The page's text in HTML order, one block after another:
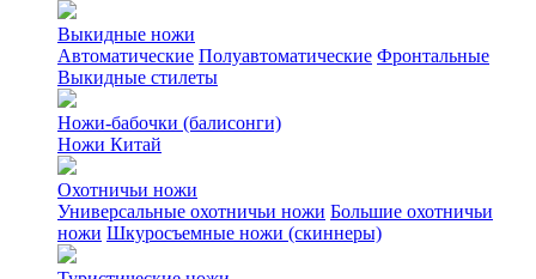
Выкидные ножи
Автоматические Полуавтоматические Фронтальные
Выкидные стилеты
Ножи-бабочки (балисонги)
Ножи Китай
Охотничьи ножи
Универсальные охотничьи ножи Большие охотничьи
ножи Шкуросъемные ножи (скиннеры)